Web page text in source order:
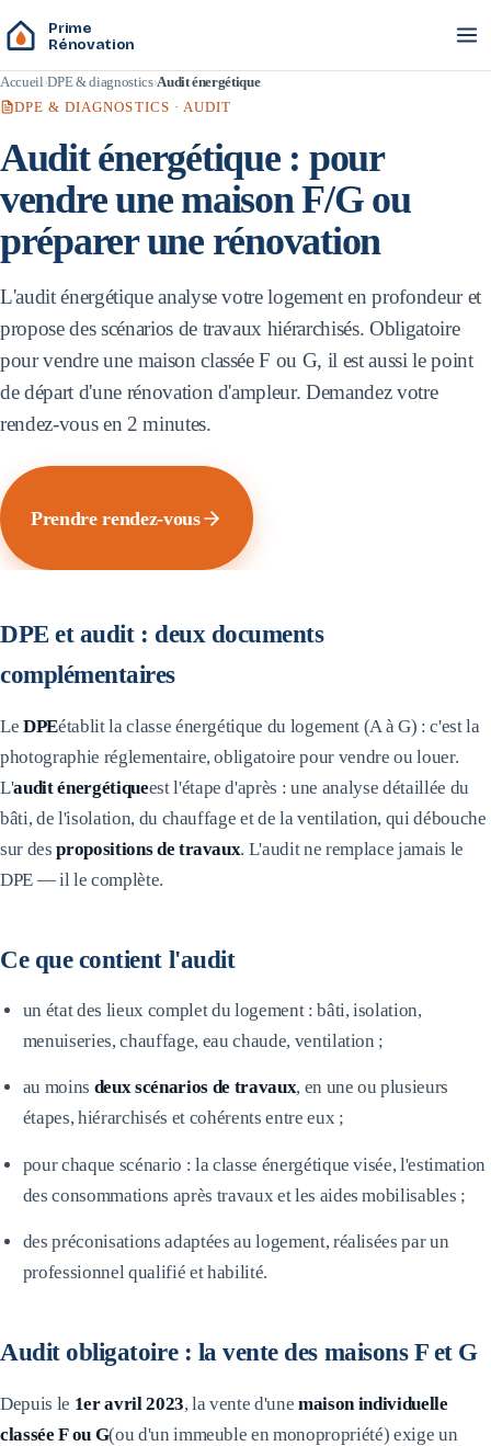
Prime
Rénovation
Accueil DPE & diagnostics Audit énergétique
DPE & DIAGNOSTICS · AUDIT
Audit énergétique : pour
vendre une maison F/G ou
préparer une rénovation
L'audit énergétique analyse votre logement en profondeur et
propose des scénarios de travaux hiérarchisés. Obligatoire
pour vendre une maison classée F ou G, il est aussi le point
de départ d'une rénovation d'ampleur. Demandez votre
rendez-vous en 2 minutes.
Prendre rendez-vous
DPE et audit : deux documents
complémentaires
Le DPEétablit la classe énergétique du logement (A à G) : c'est la
photographie réglementaire, obligatoire pour vendre ou louer.
L'audit énergétiqueest l'étape d'après : une analyse détaillée du
bâti, de l'isolation, du chauffage et de la ventilation, qui débouche
sur despropositions de travaux. L'audit ne remplace jamais le
DPE — il le complète.
Ce que contient l'audit
un état des lieux complet du logement : bâti, isolation,
menuiseries, chauffage, eau chaude, ventilation ;
au moins deux scénarios de travaux, en une ou plusieurs
étapes, hiérarchisés et cohérents entre eux ;
pour chaque scénario : la classe énergétique visée, l'estimation
des consommations après travaux et les aides mobilisables ;
des préconisations adaptées au logement, réalisées par un
professionnel qualifié et habilité.
Audit obligatoire : la vente des maisons F et G
Depuis le 1er avril 2023, la vente d'une maison individuelle
classée F ou G(ou d'un immeuble en monopropriété) exige un